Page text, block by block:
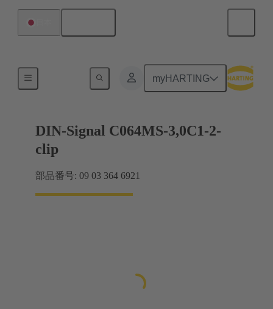
myHARTING
マザーボード ツー ドーターカード接続
DIN-Signal C064MS-3,0C1-2-
clip
部品番号: 09 03 364 6921